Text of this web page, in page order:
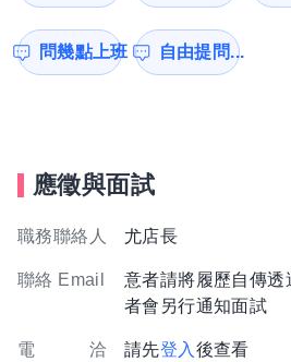
問幾點上班 自由提問...
應徵與面試
職務聯絡人 尤店長
聯絡 Email
意者請將履歷自傳
者會另行通知面試
電 洽 請先登入 後查看